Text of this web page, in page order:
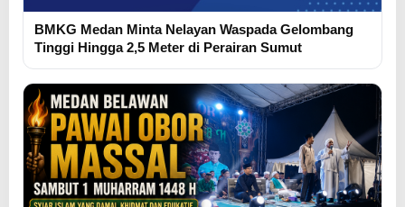
BMKG Medan Minta Nelayan Waspada Gelombang
Tinggi Hingga 2,5 Meter di Perairan Sumut